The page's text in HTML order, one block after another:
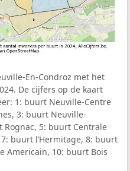
En-Condroz met het
De cijfers op de kaart
1: buurt Neuville-Centre
3: buurt Neuville-
Rognac, 5: buurt Centrale
buurt l’Hermitage, 8: buurt
Americain, 10: buurt Bois